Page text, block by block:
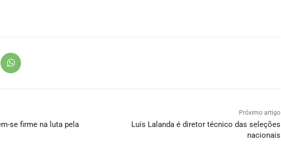
se firme na luta pela
Próximo artigo
Luís Lalanda é diretor técnico das seleções
nacionais